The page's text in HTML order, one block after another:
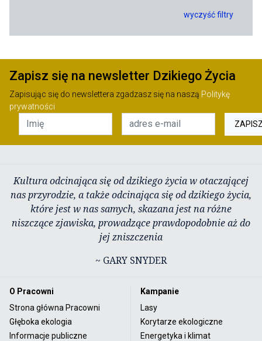
wyczyść filtry
Zapisz się na newsletter Dzikiego Życia
Zapisując się do newslettera zgadzasz się na naszą Politykę
prywatności
Kultura odcinająca się od dzikiego życia w otaczającej
nas przyrodzie, a także odcinająca się od dzikiego życia,
które jest w nas samych, skazana jest na różne
niszczące zjawiska, prowadzące prawdopodobnie aż do
jej zniszczenia
~ GARY SNYDER
O Pracowni
Strona główna Pracowni
Głęboka ekologia
Informacje publiczne
Kampanie
Lasy
Korytarze ekologiczne
Energetyka i klimat